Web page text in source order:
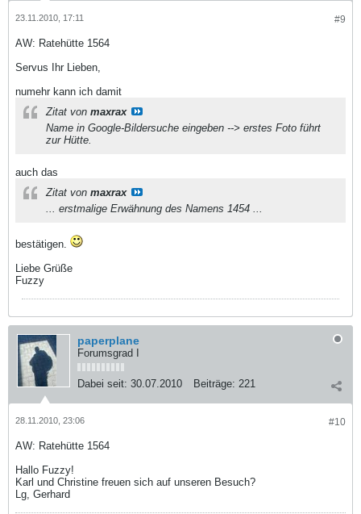
#9
23.11.2010, 17:11
AW: Ratehütte 1564
Servus Ihr Lieben,
numehr kann ich damit
Zitat von maxrax
Name in Google-Bildersuche eingeben --> erstes Foto führt
zur Hütte.
auch das
Zitat von maxrax
... erstmalige Erwähnung des Namens 1454 ...
bestätigen.
Liebe Grüße
Fuzzy
paperplane
Forumsgrad I
Dabei seit: 30.07.2010 Beiträge: 221
#10
28.11.2010, 23:06
AW: Ratehütte 1564
Hallo Fuzzy!
Karl und Christine freuen sich auf unseren Besuch?
Lg, Gerhard